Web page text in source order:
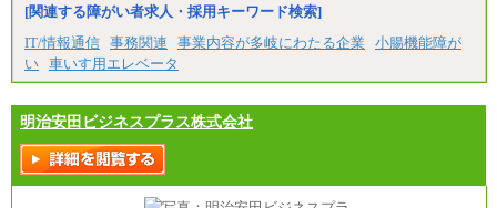
[関連する障がい者求人・採用キーワード検索]
IT/情報通信 事務関連 事業内容が多岐にわたる企業
小腸機能障が
い 車いす用エレベータ
明治安田ビジネスプラス株式会社